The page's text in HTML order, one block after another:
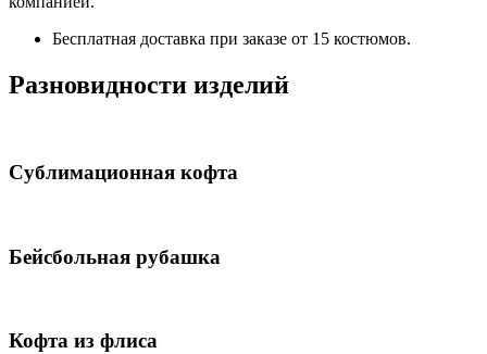
Бесплатная доставка при заказе от 15 костюмов.
Разновидности изделий
Сублимационная кофта
Бейсбольная рубашка
Кофта из флиса